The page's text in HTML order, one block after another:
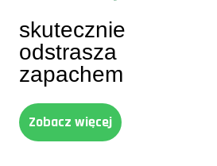
skutecznie
odstrasza
zapachem
Zobacz więcej